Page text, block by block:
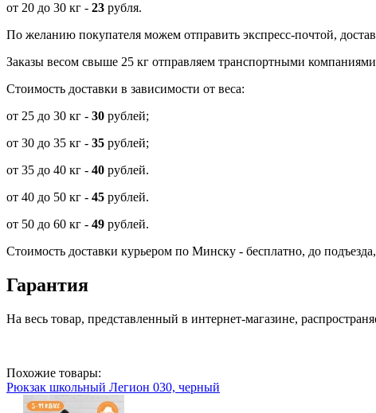
от 20 до 30 кг - 23 рубля.
По желанию покупателя можем отправить экспресс-почтой,
Заказы весом свыше 25 кг отправляем транспортными компаниями
Стоимость доставки в зависимости от веса:
от 25 до 30 кг - 30 рублей;
от 30 до 35 кг - 35 рублей;
от 35 до 40 кг - 40 рублей.
от 40 до 50 кг - 45 рублей.
от 50 до 60 кг - 49 рублей.
Стоимость доставки курьером по Минску - бесплатно, до
Гарантия
На весь товар, представленный в интернет-магазине,
Похожие товары:
Рюкзак школьный Легион 030, черный